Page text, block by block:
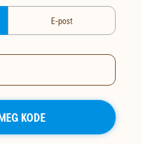
E-post
KODE